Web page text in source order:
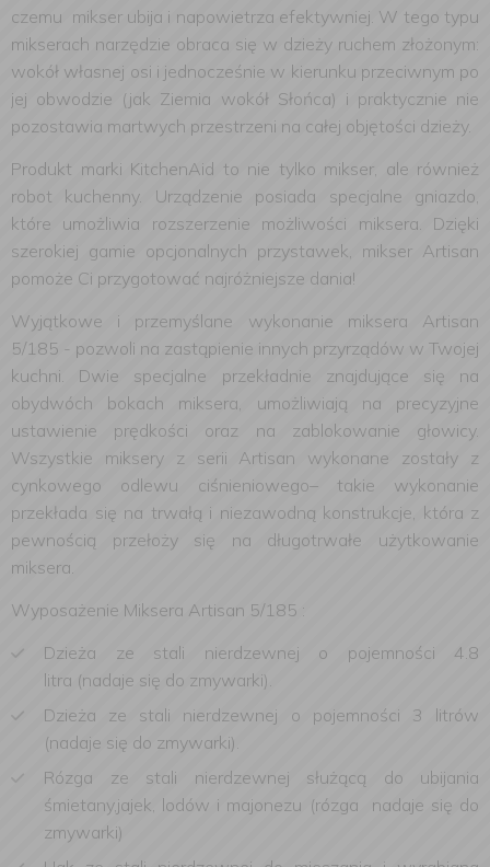
czemu mikser ubija i napowietrza efektywniej. W tego typu
mikserach narzędzie obraca się w dzieży ruchem złożonym:
wokół własnej osi i jednocześnie w kierunku przeciwnym po
jej obwodzie (jak Ziemia wokół Słońca) i praktycznie nie
pozostawia martwych przestrzeni na całej objętości dzieży.
Produkt marki KitchenAid to nie tylko mikser, ale również
robot kuchenny. Urządzenie posiada specjalne gniazdo,
które umożliwia rozszerzenie możliwości miksera. Dzięki
szerokiej gamie opcjonalnych przystawek, mikser Artisan
pomoże Ci przygotować najróżniejsze dania!
Wyjątkowe i przemyślane wykonanie miksera Artisan
5/185 - pozwoli na zastąpienie innych przyrządów w Twojej
kuchni. Dwie specjalne przekładnie znajdujące się na
obydwóch bokach miksera, umożliwiają na precyzyjne
ustawienie prędkości oraz na zablokowanie głowicy.
Wszystkie miksery z serii Artisan wykonane zostały z
cynkowego odlewu ciśnieniowego– takie wykonanie
przekłada się na trwałą i niezawodną konstrukcje, która z
pewnością przełoży się na długotrwałe użytkowanie
miksera.
Wyposażenie Miksera Artisan 5/185 :
Dzieża ze stali nierdzewnej o pojemności 4.8
litra (nadaje się do zmywarki).
Dzieża ze stali nierdzewnej o pojemności 3 litrów
(nadaje się do zmywarki).
Rózga ze stali nierdzewnej służącą do ubijania
śmietany,jajek, lodów i majonezu (rózga nadaje się do
zmywarki)